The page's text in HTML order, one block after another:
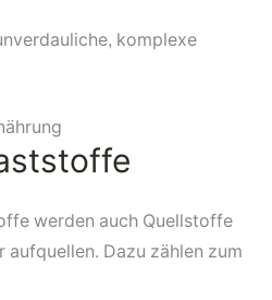
komplexe
werden auch Quellstoffe
aufquellen. Dazu zählen zum